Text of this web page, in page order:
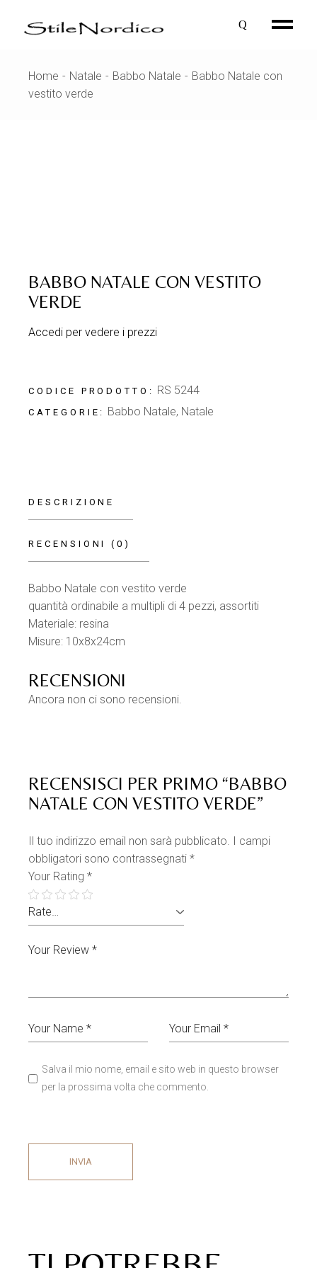
content
Home Natale Babbo Natale
Babbo Natale con
vestito verde
BABBO NATALE CON VESTITO
VERDE
Accedi per vedere i prezzi
CODICE PRODOTTO: RS 5244
CATEGORIE: Babbo Natale, Natale
DESCRIZIONE
RECENSIONI (0)
Babbo Natale con vestito verde
quantità ordinabile a multipli di 4 pezzi, assortiti
Materiale: resina
Misure: 10x8x24cm
RECENSIONI
Ancora non ci sono recensioni.
RECENSISCI PER PRIMO “BABBO
NATALE CON VESTITO VERDE”
Il tuo indirizzo email non sarà pubblicato. I campi
obbligatori sono contrassegnati*
Your Rating*
Salva il mio nome, email e sito web in questo browser
per la prossima volta che commento.
INVIA